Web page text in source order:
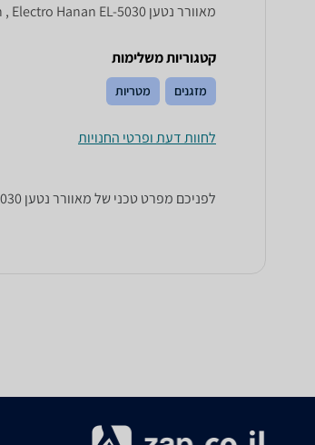
‏מאוורר נטען Electro Hanan EL - 5030, EL-5030 Electro Hanan , Electro Hanan EL-5030
קטגוריות משלימות
מזגנים מטריות
לחוות דעת ופרטי החנויות
לפניכם מפרט טכני של ‏מאוורר נטען Electro Hanan EL-5030. כל הנתונים שחייבים לדעת כדי לבחור נכון! זאפ השוואת מחירים מציגים לכם את כל המידע שעוזר לכם להשוות.